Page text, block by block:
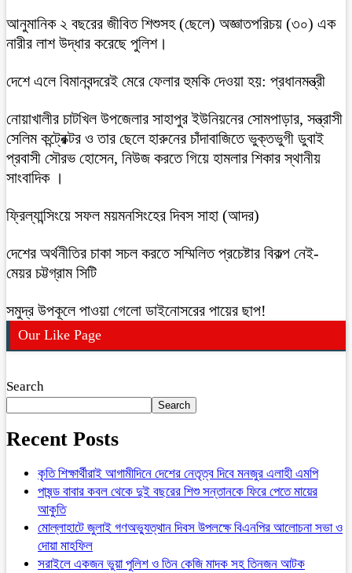
আনুমানিক ২ বছরের জীবিত শিশুসহ (ছেলে) অজ্ঞাতপরিচয় (৩০) এক
নারীর লাশ উদ্ধার করেছে পুলিশ।
দেশে এলে বিমানবন্দরেই মেরে ফেলার হুমকি দেওয়া হয়: প্রধানমন্ত্রী
নোয়াখালীর চাটখিল উপজেলার সাহাপুর ইউনিয়নের সোমপাড়ার, সন্ত্রাসী
সেলিম কন্ট্রেক্টর ও তার ছেলে হারুনের চাঁদাবাজিতে ভুক্তভুগী ডুবাই
প্রবাসী সৌরভ হোসেন, নিউজ করতে গিয়ে হামলার শিকার স্থানীয়
সাংবাদিক ।
ফ্রিল্যান্সিংয়ে সফল ময়মনসিংহের দিবস সাহা (আদর)
দেশের অর্থনীতির চাকা সচল করতে সম্মিলিত প্রচেষ্টার বিকল্প নেই-
মেয়র চট্টগ্রাম সিটি
সমুদ্র উপকূলে পাওয়া গেলো ডাইনোসরের পায়ের ছাপ!
Our Like Page
Search
Search
Recent Posts
কৃতি শিক্ষার্থীরাই আগামীদিনে দেশের নেতৃত্ব দিবে মনজুর এলাহী এমপি
পাষন্ড বাবার কবল থেকে দুই বছরের শিশু সন্তানকে ফিরে পেতে মায়ের
আকুতি
মোল্লাহাটে জুলাই গণঅভ্যুত্থান দিবস উপলক্ষে বিএনপির আলোচনা সভা ও
দোয়া মাহফিল
সরাইলে একজন ভুয়া পুলিশ ও তিন কেজি মাদক সহ তিনজন আটক